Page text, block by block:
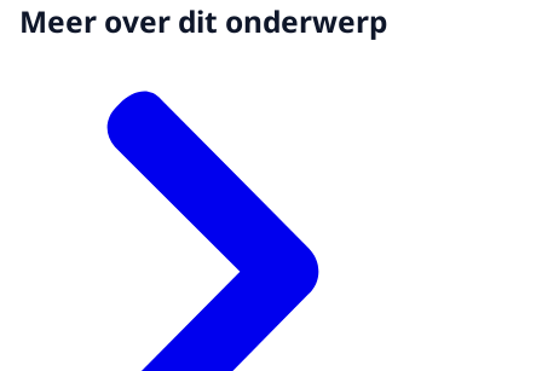
Meer over dit onderwerp